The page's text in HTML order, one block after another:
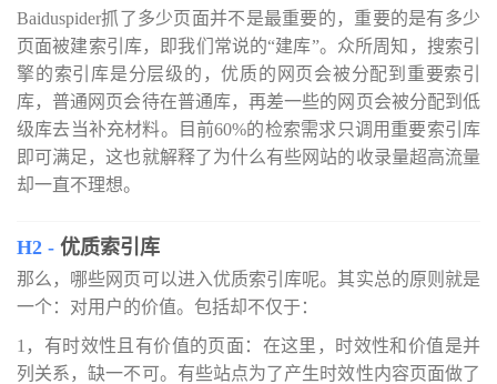
Baiduspider抓了多少页面并不是最重要的，重要的是有多少
页面被建索引库，即我们常说的“建库”。众所周知，搜索引
擎的索引库是分层级的，优质的网页会被分配到重要索引
库，普通网页会待在普通库，再差一些的网页会被分配到低
级库去当补充材料。目前60%的检索需求只调用重要索引库
即可满足，这也就解释了为什么有些网站的收录量超高流量
却一直不理想。
优质索引库
那么，哪些网页可以进入优质索引库呢。其实总的原则就是
一个：对用户的价值。包括却不仅于：
1，有时效性且有价值的页面：在这里，时效性和价值是并
列关系，缺一不可。有些站点为了产生时效性内容页面做了